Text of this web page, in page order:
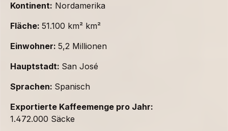
Kontinent: Nordamerika
Fläche: 51.100 km² km²
Einwohner: 5,2 Millionen
Hauptstadt: San José
Sprachen: Spanisch
Exportierte Kaffeemenge pro Jahr:
1.472.000 Säcke